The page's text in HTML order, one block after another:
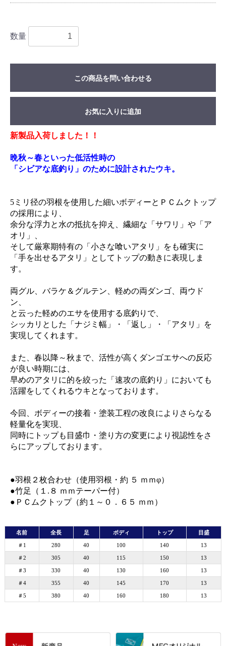
数量
この商品を問い合わせる
お気に入りに追加
新製品入荷しました！！
晩秋～春といった低活性時の
「シビアな底釣り」のために設計されたウキ。
5ミリ径の羽根を使用した細いボディーとＰＣムクトップ
の採用により、
余分な浮力と水の抵抗を抑え、繊細な「サワリ」や「ア
オリ」、
そして厳寒期特有の「小さな喰いアタリ」をも確実に
「手を出せるアタリ」としてトップの動きに表現しま
す。
両グル、バラケ＆グルテン、軽めの両ダンゴ、両ウド
ン、
と云った軽めのエサを使用する底釣りで、
シッカリとした「ナジミ幅」・「返し」・「アタリ」を
実現してくれます。
また、春以降～秋まで、活性が高くダンゴエサへの反応
が良い時期には、
早めのアタリに的を絞った「速攻の底釣り」においても
活躍をしてくれるウキとなっております。
今回、ボディーの接着・塗装工程の改良によりさらなる
軽量化を実現、
同時にトップも目盛巾・塗り方の変更により視認性をさ
らにアップしております。
●羽根２枚合わせ（使用羽根・約 ５ ｍｍφ）
●竹足（１.８ ｍｍテーパー付）
●ＰＣムクトップ（約１～０．６５ ｍｍ）
名前 全長 足 ボディ トップ 目盛
＃1 280 40 100 140 13
＃2 305 40 115 150 13
＃3 330 40 130 160 13
＃4 355 40 145 170 13
＃5 380 40 160 180 13